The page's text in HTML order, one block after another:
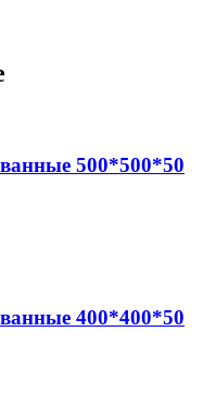
500*500*50
400*400*50